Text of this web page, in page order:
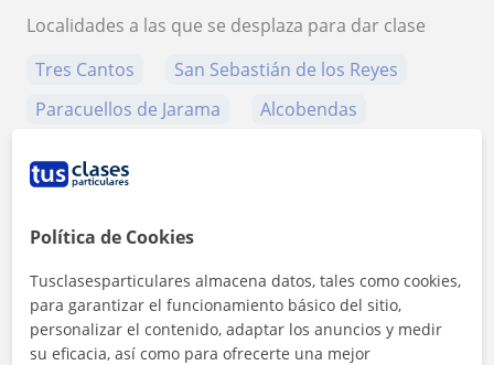
Localidades a las que se desplaza para dar clase
Tres Cantos
San Sebastián de los Reyes
Paracuellos de Jarama
Alcobendas
+ −
10 km
5 mi
Leaflet| ©OpenStreetMap
Política de Cookies
Tusclasesparticulares almacena datos, tales como cookies,
para garantizar el funcionamiento básico del sitio,
personalizar el contenido, adaptar los anuncios y medir
su eficacia, así como para ofrecerte una mejor